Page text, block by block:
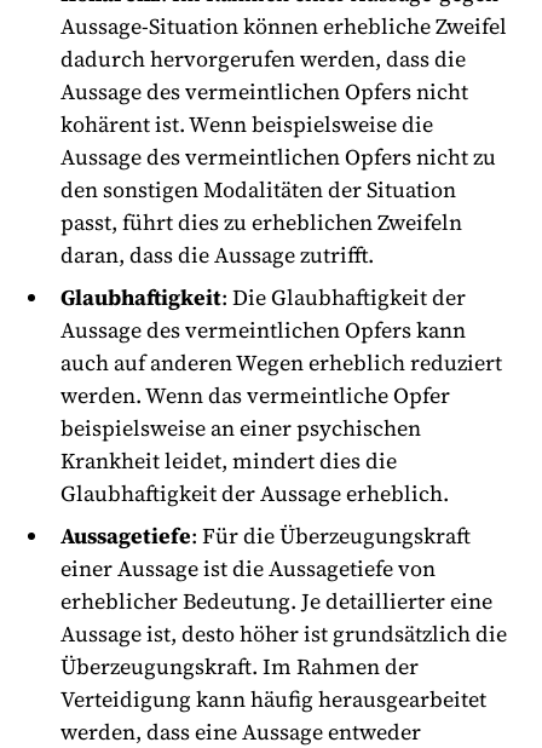
Aussage-Situation können erhebliche Zweifel
dadurch hervorgerufen werden, dass die
Aussage des vermeintlichen Opfers nicht
kohärent ist. Wenn beispielsweise die
Aussage des vermeintlichen Opfers nicht zu
den sonstigen Modalitäten der Situation
passt, führt dies zu erheblichen Zweifeln
daran, dass die Aussage zutrifft.
Glaubhaftigkeit: Die Glaubhaftigkeit der
Aussage des vermeintlichen Opfers kann
auch auf anderen Wegen erheblich reduziert
werden. Wenn das vermeintliche Opfer
beispielsweise an einer psychischen
Krankheit leidet, mindert dies die
Glaubhaftigkeit der Aussage erheblich.
Aussagetiefe: Für die Überzeugungskraft
einer Aussage ist die Aussagetiefe von
erheblicher Bedeutung. Je detaillierter eine
Aussage ist, desto höher ist grundsätzlich die
Überzeugungskraft. Im Rahmen der
Verteidigung kann häufig herausgearbeitet
werden, dass eine Aussage entweder